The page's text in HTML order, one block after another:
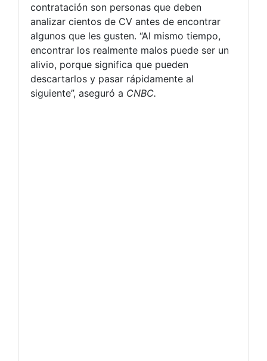
contratación son personas que deben
analizar cientos de CV antes de encontrar
algunos que les gusten. “Al mismo tiempo,
encontrar los realmente malos puede ser un
alivio, porque significa que pueden
descartarlos y pasar rápidamente al
siguiente”, aseguró a CNBC.